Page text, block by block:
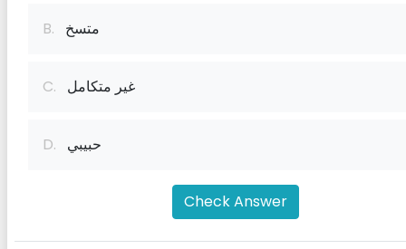
B. متسخ
C. غير متكامل
D. حبيبي
Check Answer